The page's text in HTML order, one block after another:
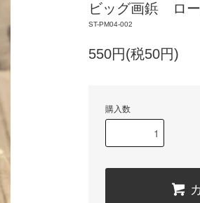
ビッグ画鋲 ロー
ST-PM04-002
550円(税50円)
購入数